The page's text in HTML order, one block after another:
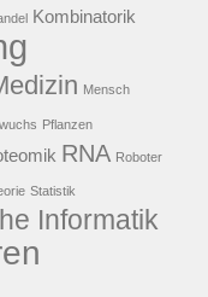
Kombinatorik
Mensch
Pflanzen
RNA Roboter
Statistik
Informatik